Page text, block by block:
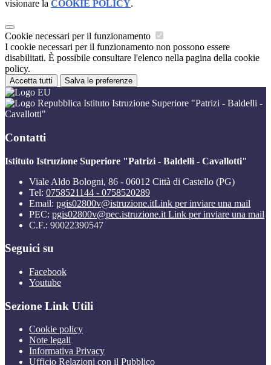
visionare la COOKIE POLICY.
Cookie necessari per il funzionamento
I cookie necessari per il funzionamento non possono essere
disabilitati. È possibile consultare l'elenco nella pagina della cookie
policy.
Accetta tutti Salva le preferenze
Istituto Istruzione Superiore "Patrizi - Baldelli -
Cavallotti"
Contatti
Istituto Istruzione Superiore "Patrizi - Baldelli - Cavallotti"
Viale Aldo Bologni, 86 - 06012 Città di Castello (PG)
Tel: 0758521144 - 0758520289
Email: pgis02800v@istruzione.itLink per inviare una mail
PEC: pgis02800v@pec.istruzione.it Link per inviare una mail
C.F.: 90022390547
Seguici su
Facebook
Youtube
Sezione Link Utili
Cookie policy
Note legali
Informativa Privacy
Ufficio Relazioni con il Pubblico